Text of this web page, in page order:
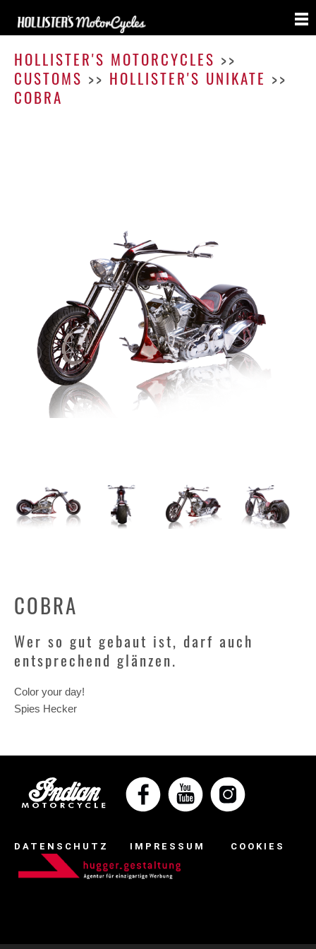
Cobra
HOLLISTER'S MOTORCYCLES >>
CUSTOMS >> HOLLISTER'S UNIKATE >>
COBRA
COBRA
Wer so gut gebaut ist, darf auch
entsprechend glänzen.
Color your day!
Spies Hecker
DATENSCHUTZ IMPRESSUM COOKIES